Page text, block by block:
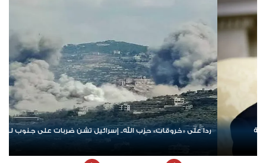
الإمارات ترسخ دعم الموهوبين والمبدعين العرب عبر مبادرات نوعية
ملهمة